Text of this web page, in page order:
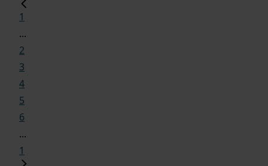
1
...
2
3
4
5
6
...
1